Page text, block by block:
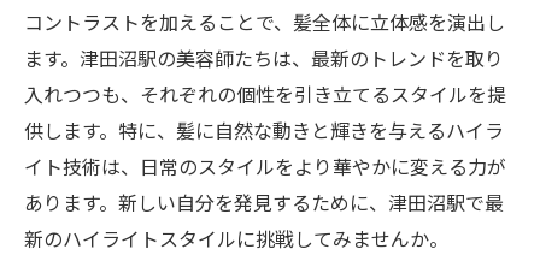
コントラストを加えることで、髪全体に立体感を演出し
ます。津田沼駅の美容師たちは、最新のトレンドを取り
入れつつも、それぞれの個性を引き立てるスタイルを提
供します。特に、髪に自然な動きと輝きを与えるハイラ
イト技術は、日常のスタイルをより華やかに変える力が
あります。新しい自分を発見するために、津田沼駅で最
新のハイライトスタイルに挑戦してみませんか。